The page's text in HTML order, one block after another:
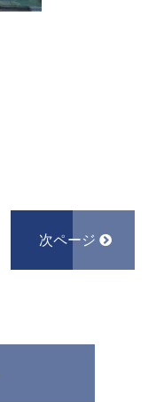
次ページ